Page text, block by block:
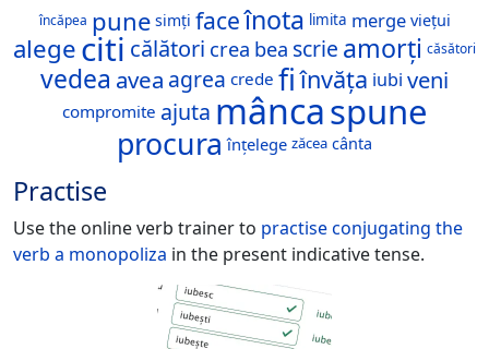
încăpea pune simți faceînota limita merge viețui
alegeciti călători crea bea scrie amorți căsători
vedea avea agrea crede fi învăța iubi veni
compromite ajuta mâncaspune
procura înțelege zăcea cânta
Practise
Use the online verb trainer to practise conjugating the
verb a monopoliza in the present indicative tense.